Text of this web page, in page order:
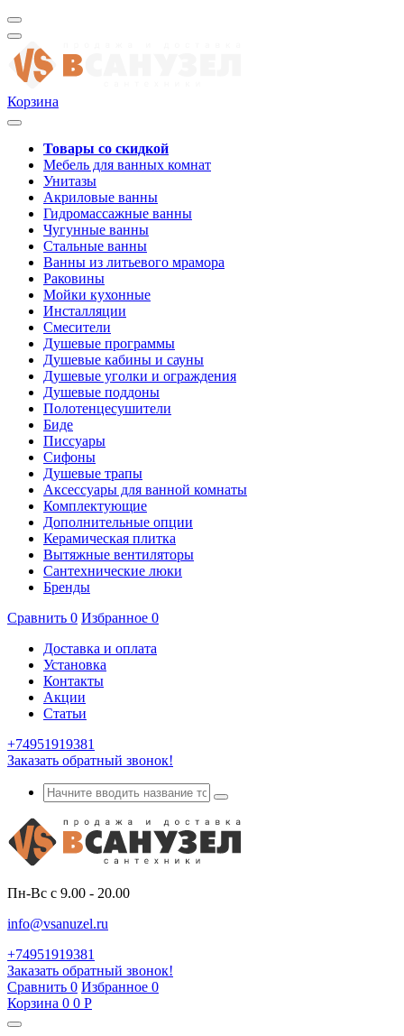
Корзина
Товары со скидкой
Мебель для ванных комнат
Унитазы
Акриловые ванны
Гидромассажные ванны
Чугунные ванны
Стальные ванны
Ванны из литьевого мрамора
Раковины
Мойки кухонные
Инсталляции
Смесители
Душевые программы
Душевые кабины и сауны
Душевые уголки и ограждения
Душевые поддоны
Полотенцесушители
Биде
Писсуары
Сифоны
Душевые трапы
Аксессуары для ванной комнаты
Комплектующие
Дополнительные опции
Керамическая плитка
Вытяжные вентиляторы
Сантехнические люки
Бренды
Сравнить 0 Избранное 0
Доставка и оплата
Установка
Контакты
Акции
Статьи
+74951919381
Заказать обратный звонок!
Пн-Вс с 9.00 - 20.00
info@vsanuzel.ru
+74951919381
Заказать обратный звонок!
Сравнить 0 Избранное 0
Корзина 0 0 Р